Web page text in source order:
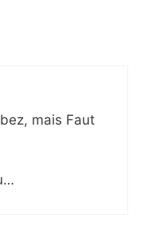
mais Faut